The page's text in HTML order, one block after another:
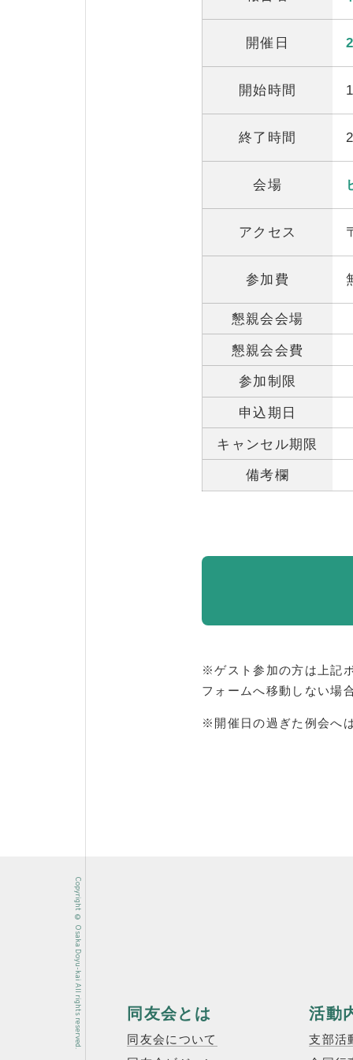
開催日
開始時間
終了時間
会場
アクセス
参加費
懇親会会場
懇親会会費
参加制限
申込期日
キャンセル期限
備考欄
※ゲスト参加の方は上記
フォームへ移動しない場
※開催日の過ぎた例会へ
同友会とは
同友会について
活動
支部活
Copyright © Osaka Doyu-kai All rights reserved.